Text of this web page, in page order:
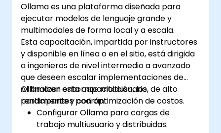
Ollama es una plataforma diseñada para
ejecutar modelos de lenguaje grande y
multimodales de forma local y a escala.
Esta capacitación, impartida por instructores
y disponible en línea o en el sitio, está dirigida
a ingenieros de nivel intermedio a avanzado
que deseen escalar implementaciones de
Ollama en entornos multiusuario, de alto
rendimiento y con optimización de costos.
Al finalizar esta capacitación, los
participantes podrán:
Configurar Ollama para cargas de
trabajo multiusuario y distribuidas.